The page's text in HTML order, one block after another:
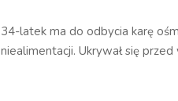
34-latek ma do odbycia karę
niealimentacji. Ukrywał się